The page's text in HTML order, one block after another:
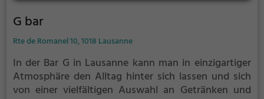
G bar
Rte de Romanel 10, 1018 Lausanne
In der Bar G in Lausanne kann man in einzigartiger
Atmosphäre den Alltag hinter sich lassen und sich
von einer vielfältigen Auswahl an Getränken und